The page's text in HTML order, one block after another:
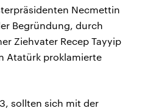
Necmettin
Begründung, durch
Ziehvater Recep Tayyip
Atatürk proklamierte
sollten sich mit der